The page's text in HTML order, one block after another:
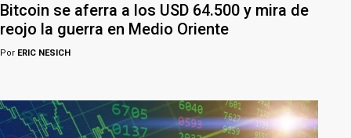
Bitcoin se aferra a los USD 64.500 y mira de
reojo la guerra en Medio Oriente
Por ERIC NESICH